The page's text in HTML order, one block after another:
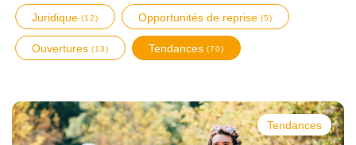
Juridique (12) Opportunités de reprise (5)
Ouvertures (13) Tendances (70)
Tendances